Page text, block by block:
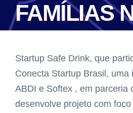
FAMÍLIAS
Startup Safe Drink, que
Conecta Startup Brasil, uma
ABDI e Softex , em parceria
desenvolve projeto com